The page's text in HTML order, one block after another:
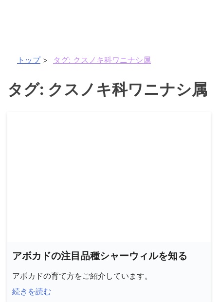
トップ タグ: クスノキ科ワニナシ属
タグ: クスノキ科ワニナシ属
アボカドの注目品種シャーウィルを知る
アボカドの育て方をご紹介しています。
続きを読む